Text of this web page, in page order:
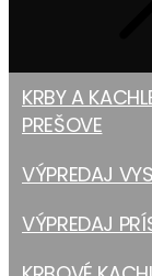
KRBY A
PREŠOVE
VÝPREDAJ
VÝPREDAJ